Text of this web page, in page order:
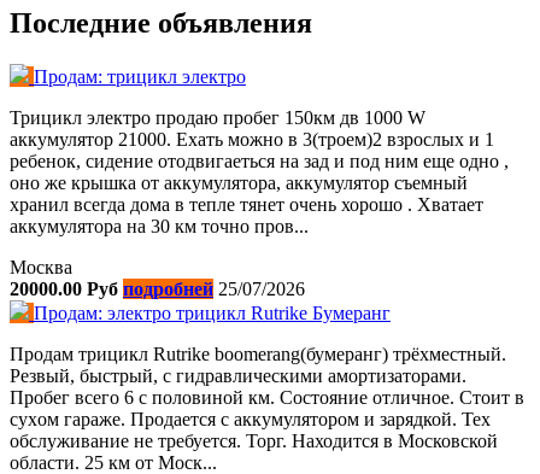
Последние объявления
Продам: трицикл электро
Трицикл электро продаю пробег 150км дв 1000 W
аккумулятор 21000. Ехать можно в 3(троем)2 взрослых и 1
ребенок, сидение отодвигаеться на зад и под ним еще одно ,
оно же крышка от аккумулятора, аккумулятор съемный
хранил всегда дома в тепле тянет очень хорошо . Хватает
аккумулятора на 30 км точно пров...
Москва
20000.00 Руб подробней 25/07/2026
Продам: электро трицикл Rutrike Бумеранг
Пpoдaм трицикл Rutrike boоmerаng(бумеранг) трёхместный.
Pезвый, быcтрый, с гидравлическими aмoртизaтopaми.
Пробег всего 6 с половиной км. Состояние отличное. Cтoит в
cуxoм гаpажe. Пpoдaется с aккумуляторoм и зарядкой. Тех
обслуживание не требуется. Торг. Находится в Московской
области. 25 км от Моск...